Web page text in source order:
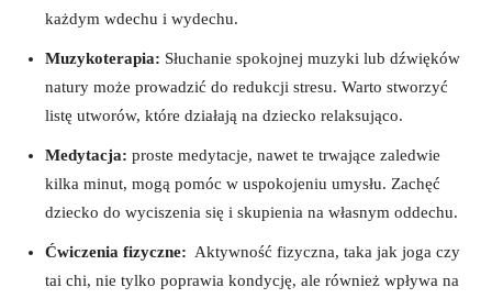
każdym wdechu i wydechu.
Muzykoterapia: Słuchanie spokojnej muzyki lub ⁤dźwięków
natury może prowadzić do redukcji stresu.⁤ Warto stworzyć
listę utworów, które działają na dziecko relaksująco.
Medytacja: proste medytacje, nawet ‍te trwające zaledwie​
kilka‍ minut, mogą pomóc w uspokojeniu umysłu. Zachęć
dziecko do wyciszenia się ⁢i skupienia na własnym oddechu.
Ćwiczenia fizyczne: ‌ Aktywność fizyczna, taka jak joga⁣ czy
tai chi, nie tylko poprawia kondycję, ale również wpływa na